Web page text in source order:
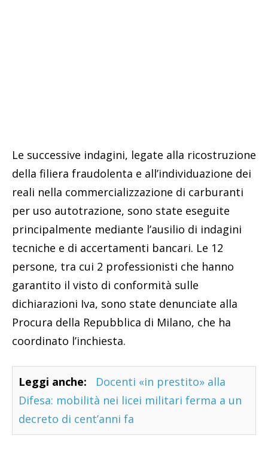
Le successive indagini, legate alla ricostruzione
della filiera fraudolenta e all’individuazione dei
reali nella commercializzazione di carburanti
per uso autotrazione, sono state eseguite
principalmente mediante l’ausilio di indagini
tecniche e di accertamenti bancari. Le 12
persone, tra cui 2 professionisti che hanno
garantito il visto di conformità sulle
dichiarazioni Iva, sono state denunciate alla
Procura della Repubblica di Milano, che ha
coordinato l’inchiesta.
Leggi anche:
Docenti «in prestito» alla
Difesa: mobilità nei licei militari ferma a un
decreto di cent’anni fa